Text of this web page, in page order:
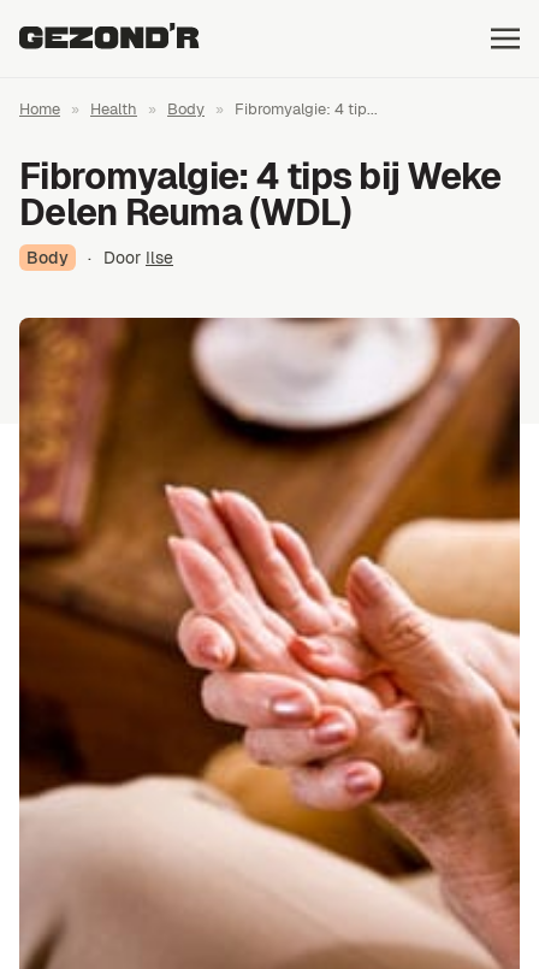
Home » Health » Body » Fibromyalgie: 4 tip...
Fibromyalgie: 4 tips bij Weke
Delen Reuma (WDL)
Body · Door Ilse